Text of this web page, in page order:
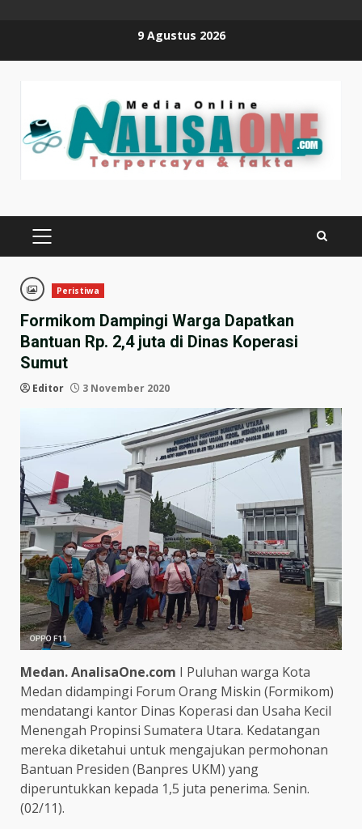
9 Agustus 2026
PRIMARY
Peristiwa
Formikom Dampingi Warga Dapatkan
Bantuan Rp. 2,4 juta di Dinas Koperasi
Sumut
Editor 3 November 2020
Medan. AnalisaOne.com I Puluhan warga Kota
Medan didampingi Forum Orang Miskin (Formikom)
mendatangi kantor Dinas Koperasi dan Usaha Kecil
Menengah Propinsi Sumatera Utara. Kedatangan
mereka diketahui untuk mengajukan permohonan
Bantuan Presiden (Banpres UKM) yang
diperuntukkan kepada 1,5 juta penerima. Senin.
(02/11).